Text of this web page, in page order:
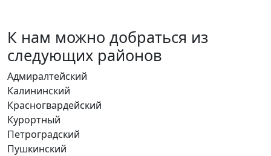
К нам можно добраться из
следующих районов
Адмиралтейский
Калининский
Красногвардейский
Курортный
Петроградский
Пушкинский